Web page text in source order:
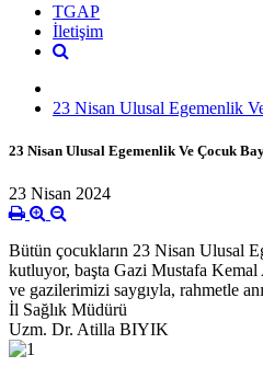
TGAP
İletişim
23 Nisan Ulusal Egemenlik
23 Nisan Ulusal Egemenlik Ve Çocuk
23 Nisan 2024
Bütün çocukların 23 Nisan Ulusal
kutluyor, başta Gazi Mustafa
ve gazilerimizi saygıyla, rahmetle
İl Sağlık Müdürü
Uzm. Dr. Atilla BIYIK